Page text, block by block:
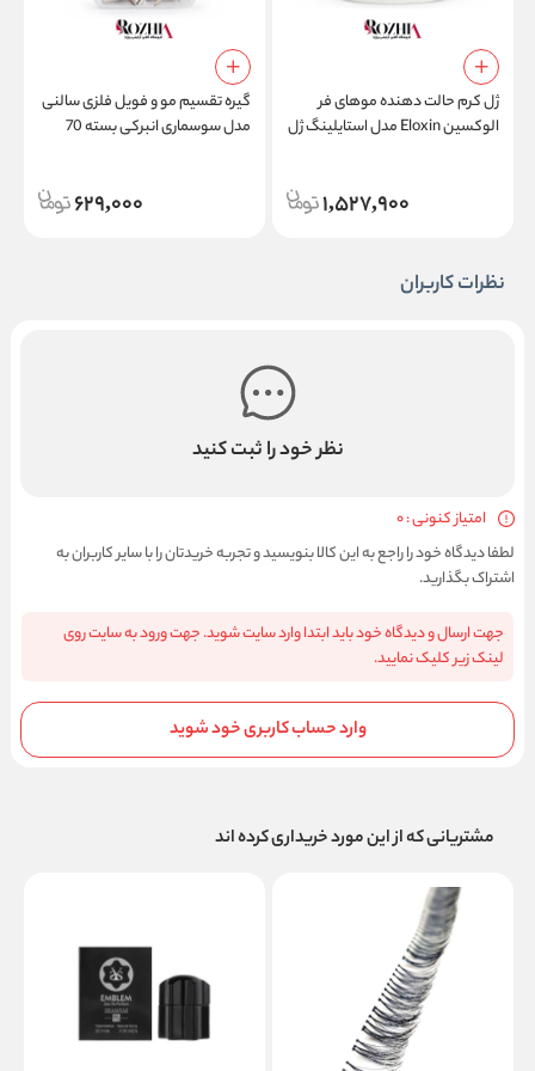
ژل کرم حالت دهنده موهای فر
الوکسین Eloxin مدل استایلینگ ژل
1,527,900
گیره تقسیم مو و فویل فلزی سالنی
مدل سوسماری انبرکی بسته 70
629,000
نظرات کاربران
نظر خود را ثبت کنید
امتیاز کنونی : 0
لطفا دیدگاه خود را راجع به این کالا بنویسید و تجربه خریدتان را با سایر کاربران به
اشتراک بگذارید.
جهت ارسال و دیدگاه خود باید ابتدا وارد سایت شوید. جهت ورود به سایت روی
لینک زیر کلیک نمایید.
وارد حساب کاربری خود شوید
مشتریانی که از این مورد خریداری کرده اند